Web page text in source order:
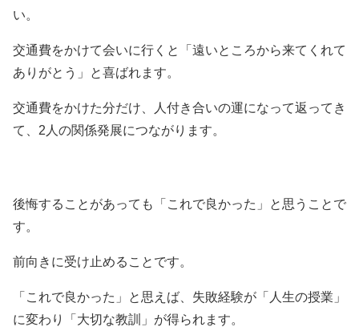
い。
交通費をかけて会いに行くと「遠いところから来てくれて
ありがとう」と喜ばれます。
交通費をかけた分だけ、人付き合いの運になって返ってき
て、2人の関係発展につながります。
後悔することがあっても「これで良かった」と思うことで
す。
前向きに受け止めることです。
「これで良かった」と思えば、失敗経験が「人生の授業」
に変わり「大切な教訓」が得られます。